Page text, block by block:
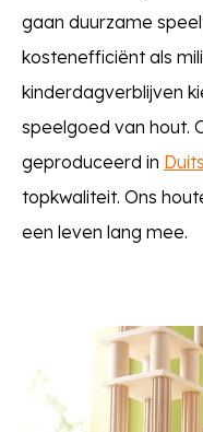
gaan duurzame
kostenefficiënt als
kinderdagverblijven
speelgoed van hout.
geproduceerd in
topkwaliteit. Ons
een leven lang mee.